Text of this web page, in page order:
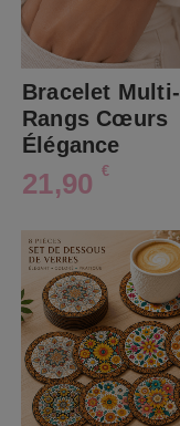
Bracelet Multi-
Rangs Cœurs
Élégance
21,90 €